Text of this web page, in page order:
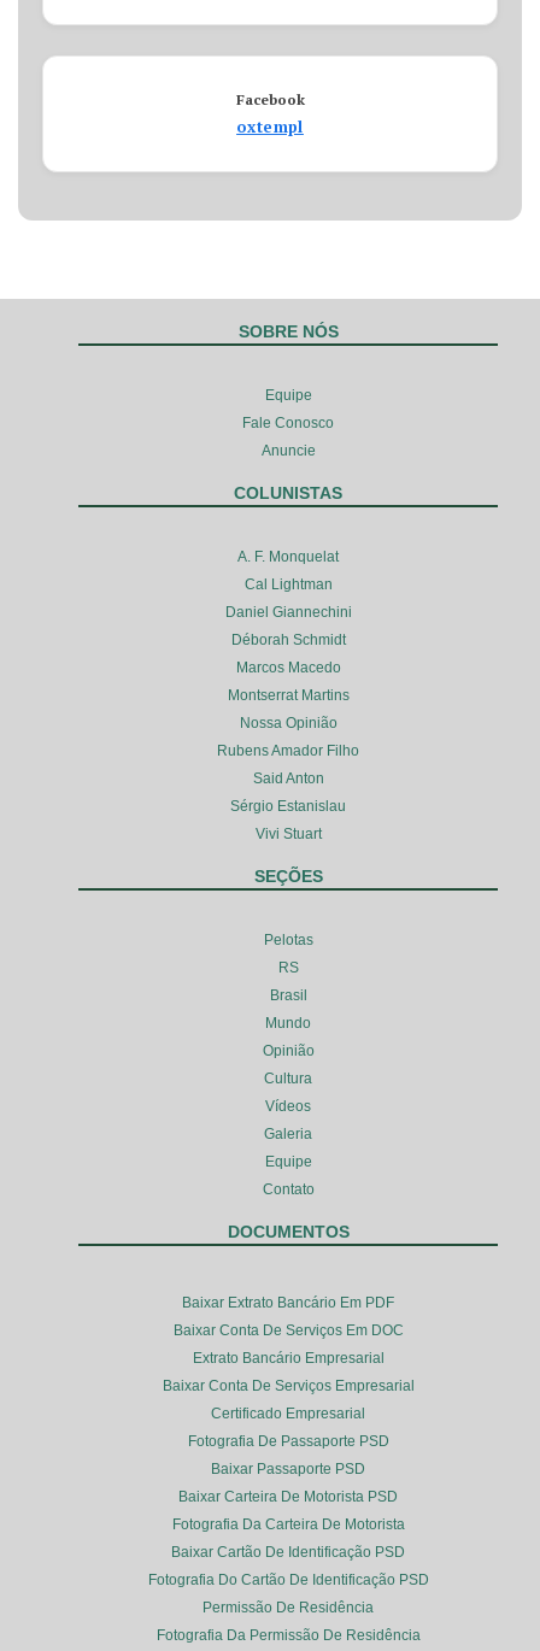
Facebook
oxtempl
SOBRE NÓS
Equipe
Fale Conosco
Anuncie
COLUNISTAS
A. F. Monquelat
Cal Lightman
Daniel Giannechini
Déborah Schmidt
Marcos Macedo
Montserrat Martins
Nossa Opinião
Rubens Amador Filho
Said Anton
Sérgio Estanislau
Vivi Stuart
SEÇÕES
Pelotas
RS
Brasil
Mundo
Opinião
Cultura
Vídeos
Galeria
Equipe
Contato
DOCUMENTOS
Baixar Extrato Bancário Em PDF
Baixar Conta De Serviços Em DOC
Extrato Bancário Empresarial
Baixar Conta De Serviços Empresarial
Certificado Empresarial
Fotografia De Passaporte PSD
Baixar Passaporte PSD
Baixar Carteira De Motorista PSD
Fotografia Da Carteira De Motorista
Baixar Cartão De Identificação PSD
Fotografia Do Cartão De Identificação PSD
Permissão De Residência
Fotografia Da Permissão De Residência